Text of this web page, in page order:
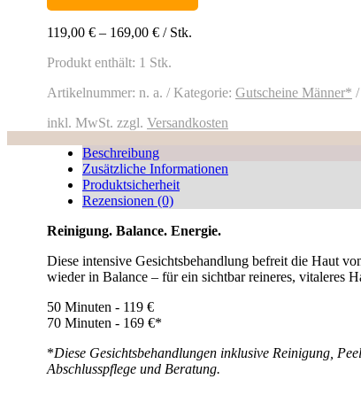
Haut.
Look.
119,00 € – 169,00 € / Stk.
Produkt enthält: 1 Stk.
Artikelnummer: n. a. Kategorie: Gutscheine Männer*
inkl. MwSt. zzgl. Versandkosten
Beschreibung
Zusätzliche Informationen
Produktsicherheit
Rezensionen (0)
Reinigung. Balance. Energie.
Diese intensive Gesichtsbehandlung befreit die Haut
wieder in Balance – für ein sichtbar reineres, vitaleres
50 Minuten - 119 €
70 Minuten - 169 €*
*Diese Gesichtsbehandlungen inklusive Reinigung,
Abschlusspflege und Beratung.